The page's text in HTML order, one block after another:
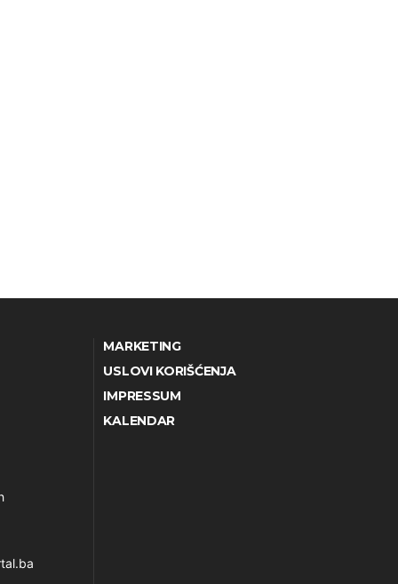
MARKETING
USLOVI KORIŠĆENJA
IMPRESSUM
KALENDAR